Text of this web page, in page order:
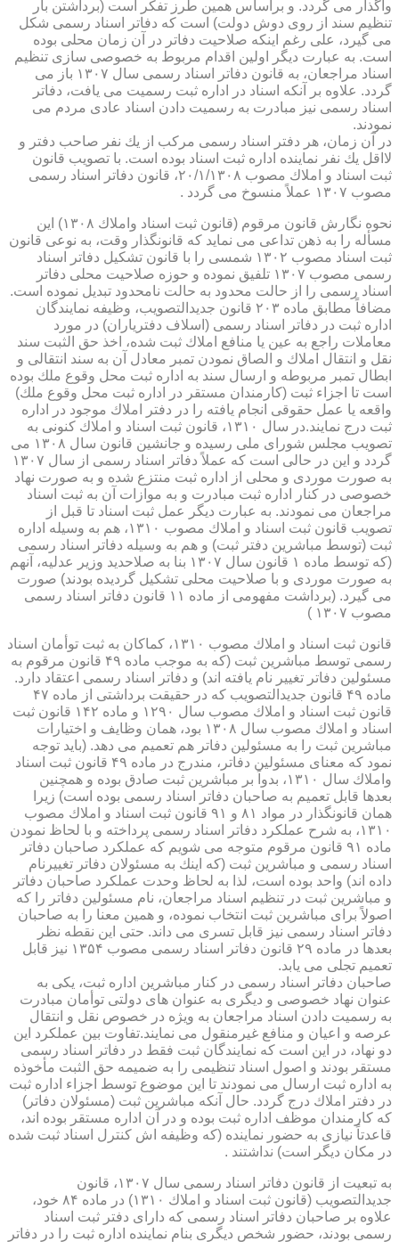
واگذار می گردد. و براساس همین طرز تفكر است (برداشتن بار
تنظیم سند از روی دوش دولت) است كه دفاتر اسناد رسمی شكل
می گیرد، علی رغم اینكه صلاحیت دفاتر در آن زمان محلی بوده
است. به عبارت دیگر اولین اقدام مربوط به خصوصی سازی تنظیم
اسناد مراجعان، به قانون دفاتر اسناد رسمی سال ۱۳۰۷ باز می
گردد. علاوه بر آنكه اسناد در اداره ثبت رسمیت می یافت، دفاتر
اسناد رسمی نیز مبادرت به رسمیت دادن اسناد عادی مردم می
نمودند.
در آن زمان، هر دفتر اسناد رسمی مركب از یك نفر صاحب دفتر و
لااقل یك نفر نماینده اداره ثبت اسناد بوده است. با تصویب قانون
ثبت اسناد و املاك مصوب ۲۰/۱/۱۳۰۸، قانون دفاتر اسناد رسمی
مصوب ۱۳۰۷ عملاً منسوخ می گردد .
نحوه نگارش قانون مرقوم (قانون ثبت اسناد واملاك ۱۳۰۸) این
مسأله را به ذهن تداعی می نماید كه قانونگذار وقت، به نوعی قانون
ثبت اسناد مصوب ۱۳۰۲ شمسی را با قانون تشكیل دفاتر اسناد
رسمی مصوب ۱۳۰۷ تلفیق نموده و حوزه صلاحیت محلی دفاتر
اسناد رسمی را از حالت محدود به حالت نامحدود تبدیل نموده است.
مضافاً مطابق ماده ۲۰۳ قانون جدیدالتصویب، وظیفه نمایندگان
اداره ثبت در دفاتر اسناد رسمی (اسلاف دفتریاران) در مورد
معاملات راجع به عین یا منافع املاك ثبت شده، اخذ حق الثبت سند
نقل و انتقال املاك و الصاق نمودن تمبر معادل آن به سند انتقالی و
ابطال تمبر مربوطه و ارسال سند به اداره ثبت محل وقوع ملك بوده
است تا اجزاء ثبت (كارمندان مستقر در اداره ثبت محل وقوع ملك)
واقعه یا عمل حقوقی انجام یافته را در دفتر املاك موجود در اداره
ثبت درج نمایند.در سال ۱۳۱۰، قانون ثبت اسناد و املاك كنونی به
تصویب مجلس شورای ملی رسیده و جانشین قانون سال ۱۳۰۸ می
گردد و این در حالی است كه عملاً دفاتر اسناد رسمی از سال ۱۳۰۷
به صورت موردی و محلی از اداره ثبت منتزع شده و به صورت نهاد
خصوصی در كنار اداره ثبت مبادرت و به موازات آن به ثبت اسناد
مراجعان می نمودند. به عبارت دیگر عمل ثبت اسناد تا قبل از
تصویب قانون ثبت اسناد و املاك مصوب ۱۳۱۰، هم به وسیله اداره
ثبت (توسط مباشرین دفتر ثبت) و هم به وسیله دفاتر اسناد رسمی
(كه توسط ماده ۱ قانون سال ۱۳۰۷ بنا به صلاحدید وزیر عدلیه، آنهم
به صورت موردی و با صلاحیت محلی تشكیل گردیده بودند) صورت
می گیرد. (برداشت مفهومی از ماده ۱۱ قانون دفاتر اسناد رسمی
مصوب ۱۳۰۷ )
قانون ثبت اسناد و املاك مصوب ۱۳۱۰، كماكان به ثبت توأمان اسناد
رسمی توسط مباشرین ثبت (كه به موجب ماده ۴۹ قانون مرقوم به
مسئولین دفاتر تغییر نام یافته اند) و دفاتر اسناد رسمی اعتقاد دارد.
ماده ۴۹ قانون جدیدالتصویب كه در حقیقت برداشتی از ماده ۴۷
قانون ثبت اسناد و املاك مصوب سال ۱۲۹۰ و ماده ۱۴۲ قانون ثبت
اسناد و املاك مصوب سال ۱۳۰۸ بود، همان وظایف و اختیارات
مباشرین ثبت را به مسئولین دفاتر هم تعمیم می دهد. (باید توجه
نمود كه معنای مسئولین دفاتر، مندرج در ماده ۴۹ قانون ثبت اسناد
واملاك سال ۱۳۱۰، بدواً بر مباشرین ثبت صادق بوده و همچنین
بعدها قابل تعمیم به صاحبان دفاتر اسناد رسمی بوده است) زیرا
همان قانونگذار در مواد ۸۱ و ۹۱ قانون ثبت اسناد و املاك مصوب
۱۳۱۰، به شرح عملكرد دفاتر اسناد رسمی پرداخته و با لحاظ نمودن
ماده ۹۱ قانون مرقوم متوجه می شویم كه عملكرد صاحبان دفاتر
اسناد رسمی و مباشرین ثبت (كه اینك به مسئولان دفاتر تغییرنام
داده اند) واحد بوده است، لذا به لحاظ وحدت عملكرد صاحبان دفاتر
و مباشرین ثبت در تنظیم اسناد مراجعان، نام مسئولین دفاتر را كه
اصولاً برای مباشرین ثبت انتخاب نموده، و همین معنا را به صاحبان
دفاتر اسناد رسمی نیز قابل تسری می داند. حتی این نقطه نظر
بعدها در ماده ۲۹ قانون دفاتر اسناد رسمی مصوب ۱۳۵۴ نیز قابل
تعمیم تجلی می یابد.
صاحبان دفاتر اسناد رسمی در كنار مباشرین اداره ثبت، یكی به
عنوان نهاد خصوصی و دیگری به عنوان های دولتی توأمان مبادرت
به رسمیت دادن اسناد مراجعان به ویژه در خصوص نقل و انتقال
عرصه و اعیان و منافع غیرمنقول می نمایند.تفاوت بین عملكرد این
دو نهاد، در این است كه نمایندگان ثبت فقط در دفاتر اسناد رسمی
مستقر بودند و اصول اسناد تنظیمی را به ضمیمه حق الثبت مأخوذه
به اداره ثبت ارسال می نمودند تا این موضوع توسط اجزاء اداره ثبت
در دفتر املاك درج گردد. حال آنكه مباشرین ثبت (مسئولان دفاتر)
كه كارمندان موظف اداره ثبت بوده و در آن اداره مستقر بوده اند،
قاعدتاً نیازی به حضور نماینده (كه وظیفه اش كنترل اسناد ثبت شده
در مكان دیگر است) نداشتند .
به تبعیت از قانون دفاتر اسناد رسمی سال ۱۳۰۷، قانون
جدیدالتصویب (قانون ثبت اسناد و املاك ۱۳۱۰) در ماده ۸۴ خود،
علاوه بر صاحبان دفاتر اسناد رسمی كه دارای دفتر ثبت اسناد
رسمی بودند، حضور شخص دیگری بنام نماینده اداره ثبت را در دفاتر